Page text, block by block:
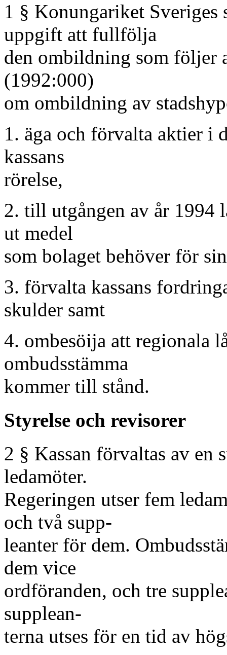
1 § Konungariket Sveriges
uppgift att fullfölja
den ombildning som följer
(1992:000)
om ombildning av
1. äga och förvalta aktier i
kassans
rörelse,
2. till utgången av år 1994
ut medel
som bolaget behöver för
3. förvalta kassans
skulder samt
4. ombesöija att regionala
ombudsstämma
kommer till stånd.
Styrelse och revisorer
2 § Kassan förvaltas av en
ledamöter.
Regeringen utser fem
och två supp-
leanter för dem.
dem vice
ordföranden, och tre
supplean-
terna utses för en tid av